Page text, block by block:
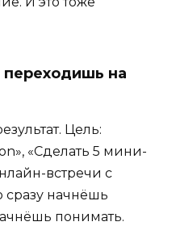
на
Цель:
«Сделать 5 мини-
встречи с
сразу начнёшь
понимать.